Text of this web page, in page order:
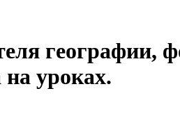
географии,
уроках.